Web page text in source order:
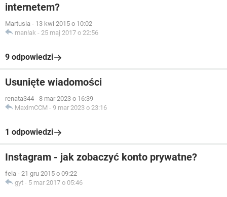
internetem?
Martusia - 13 kwi 2015 o 10:02
man!ak - 25 maj 2017 o 22:56
9 odpowiedzi
Usunięte wiadomości
renata344 - 8 mar 2023 o 16:39
MaximCCM - 9 mar 2023 o 23:16
1 odpowiedzi
Instagram - jak zobaczyć konto prywatne?
fela - 21 gru 2015 o 09:22
gyt - 5 mar 2017 o 05:46